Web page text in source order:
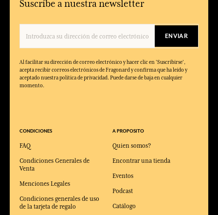
Suscríbe a nuestra newsletter
ENVIAR
Al facilitar su dirección de correo electrónico y hacer clic en 'Suscribirse',
acepta recibir correos electrónicos de Fragonard y confirma que ha leído y
aceptado nuestra política de privacidad. Puede darse de baja en cualquier
momento.
CONDICIONES
FAQ
Condiciones Generales de
Venta
Menciones Legales
Condiciones generales de uso
de la tarjeta de regalo
A PROPOSITO
Quien somos?
Encontrar una tienda
Eventos
Podcast
Catálogo